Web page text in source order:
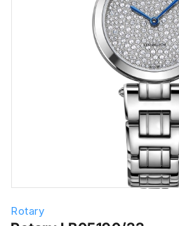
Rotary